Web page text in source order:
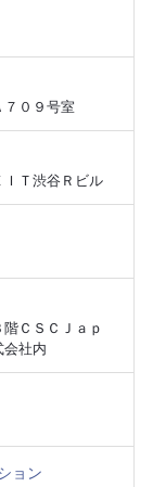
０９号室
Ｔ渋谷Ｒビル
ＣＳＣＪａｐ
会社内
ョン